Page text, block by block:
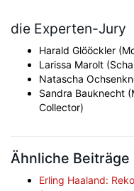
die Experten-Jury
Harald Glööckler
Larissa Marolt
Natascha
Sandra Bauknecht
Collector)
Ähnliche Beiträge
Erling Haaland: